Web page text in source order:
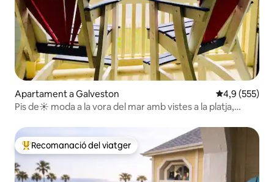
Apartament a Galveston 4,9 de
4,9 (555)
Pis de☀ moda a la vora del mar amb vistes a la platja,
Principals recomanacions dels viatgers
Recomanació del viatger